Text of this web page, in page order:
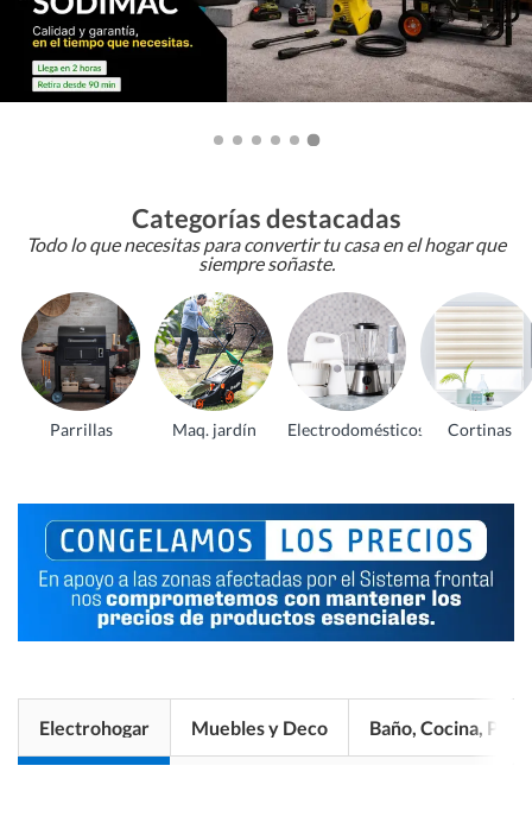
Categorías destacadas
Todo lo que necesitas para convertir tu casa en el hogar que
siempre soñaste.
Parrillas Maq. jardín Electrodomésticos Cortinas
Electrohogar Muebles y Deco Baño, Cocina, Pisos